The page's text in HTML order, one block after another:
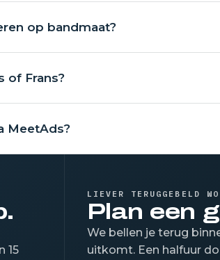
op bandmaat?
of Frans?
MeetAds?
15
LIEVER TERUGGEBELD
Plan een
We bellen je terug
uitkomt. Een halfuur